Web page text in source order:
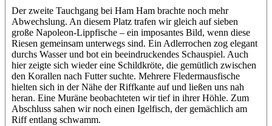
Der zweite Tauchgang bei Ham Ham brachte noch mehr
Abwechslung. An diesem Platz trafen wir gleich auf sieben
große Napoleon-Lippfische – ein imposantes Bild, wenn diese
Riesen gemeinsam unterwegs sind. Ein Adlerrochen zog elegant
durchs Wasser und bot ein beeindruckendes Schauspiel. Auch
hier zeigte sich wieder eine Schildkröte, die gemütlich zwischen
den Korallen nach Futter suchte. Mehrere Fledermausfische
hielten sich in der Nähe der Riffkante auf und ließen uns nah
heran. Eine Muräne beobachteten wir tief in ihrer Höhle. Zum
Abschluss sahen wir noch einen Igelfisch, der gemächlich am
Riff entlang schwamm.